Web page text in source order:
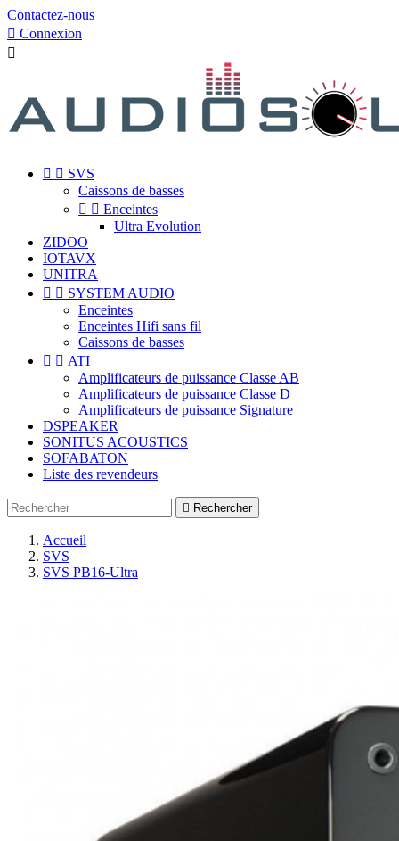
Contactez-nous
 Connexion

  SVS
Caissons de basses
  Enceintes
Ultra Evolution
ZIDOO
IOTAVX
UNITRA
  SYSTEM AUDIO
Enceintes
Enceintes Hifi sans fil
Caissons de basses
  ATI
Amplificateurs de puissance Classe AB
Amplificateurs de puissance Classe D
Amplificateurs de puissance Signature
DSPEAKER
SONITUS ACOUSTICS
SOFABATON
Liste des revendeurs
 Rechercher
Accueil
SVS
SVS PB16-Ultra